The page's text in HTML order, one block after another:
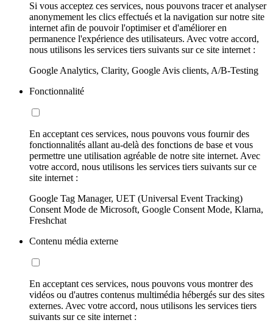
Si vous acceptez ces services, nous pouvons tracer et analyser
anonymement les clics effectués et la navigation sur notre site
internet afin de pouvoir l'optimiser et d'améliorer en
permanence l'expérience des utilisateurs. Avec votre accord,
nous utilisons les services tiers suivants sur ce site internet :
Google Analytics, Clarity, Google Avis clients, A/B-Testing
Fonctionnalité
En acceptant ces services, nous pouvons vous fournir des
fonctionnalités allant au-delà des fonctions de base et vous
permettre une utilisation agréable de notre site internet. Avec
votre accord, nous utilisons les services tiers suivants sur ce
site internet :
Google Tag Manager, UET (Universal Event Tracking)
Consent Mode de Microsoft, Google Consent Mode, Klarna,
Freshchat
Contenu média externe
En acceptant ces services, nous pouvons vous montrer des
vidéos ou d'autres contenus multimédia hébergés sur des sites
externes. Avec votre accord, nous utilisons les services tiers
suivants sur ce site internet :